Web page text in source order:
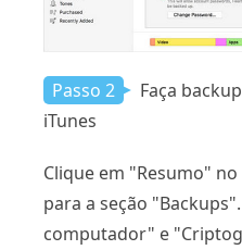
Passo 2
Faça
iTunes
Clique em "Resumo"
para a seção
computador" e